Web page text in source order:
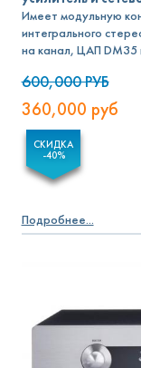
Имеет модульную
интегрального
на канал, ЦАП DM35
600,000РУБ
360,000 руб
СКИДКА
-40%
Подробнее...